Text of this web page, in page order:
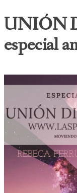
UNIÓN
especial